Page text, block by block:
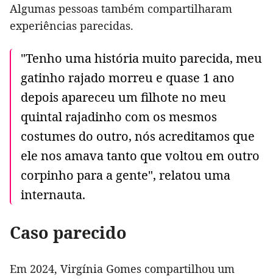
Algumas pessoas também compartilharam
experiências parecidas.
"Tenho uma história muito parecida, meu
gatinho rajado morreu e quase 1 ano
depois apareceu um filhote no meu
quintal rajadinho com os mesmos
costumes do outro, nós acreditamos que
ele nos amava tanto que voltou em outro
corpinho para a gente", relatou uma
internauta.
Caso parecido
Em 2024, Virgínia Gomes compartilhou um